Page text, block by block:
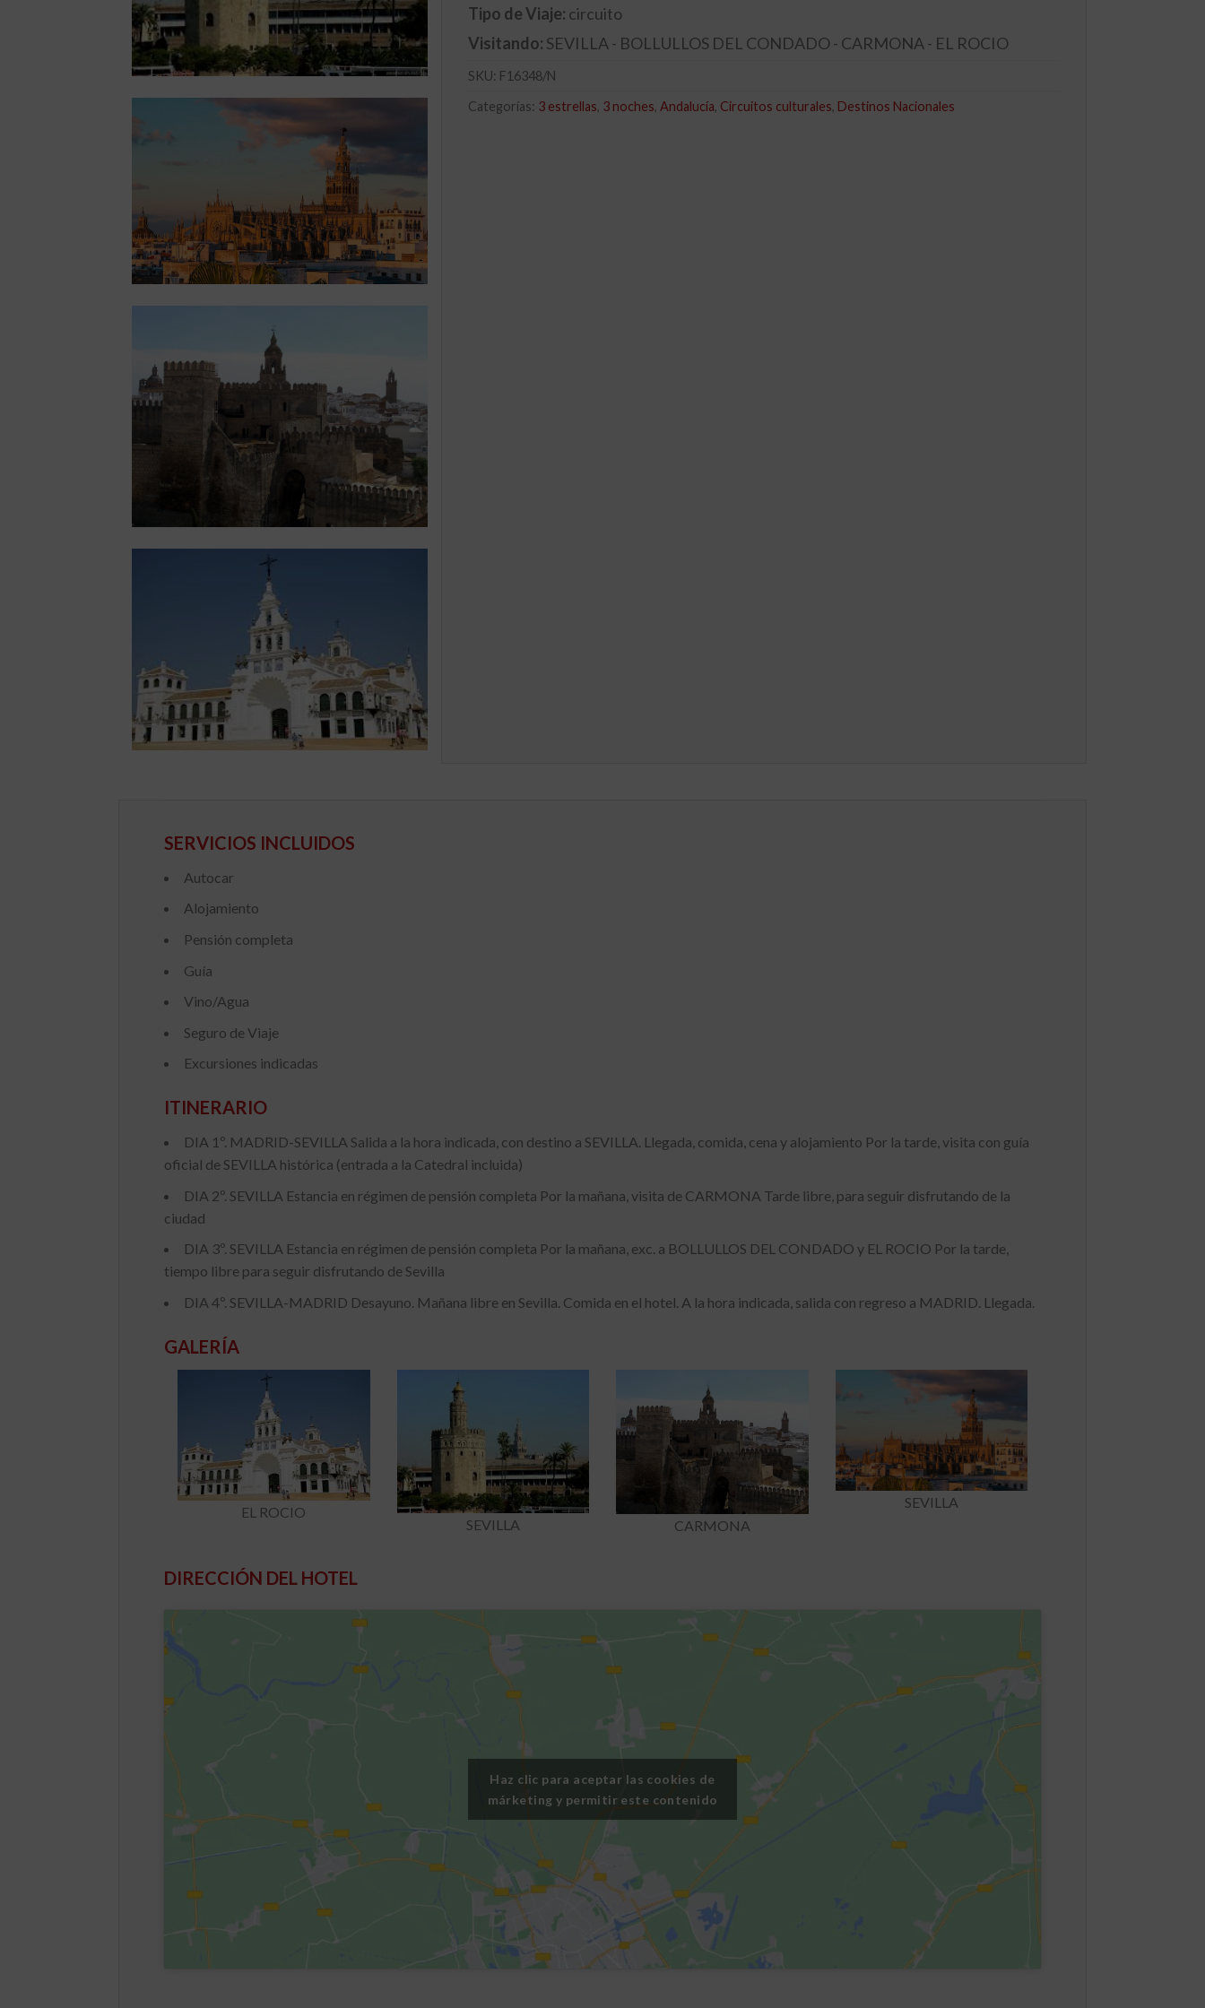
Tipo de Viaje: circuito
Visitando: SEVILLA - BOLLULLOS DEL CONDADO - CARMONA - EL ROCIO
SKU: F16348/N
Categorías: 3 estrellas, 3 noches, Andalucía, Circuitos culturales, Destinos Nacionales
SERVICIOS INCLUIDOS
Autocar
Alojamiento
Pensión completa
Guía
Vino/Agua
Seguro de Viaje
Excursiones indicadas
ITINERARIO
DIA 1º. MADRID-SEVILLA Salida a la hora indicada, con destino a SEVILLA. Llegada, comida, cena y alojamiento Por la tarde, visita con guía
oficial de SEVILLA histórica (entrada a la Catedral incluida)
DIA 2º. SEVILLA Estancia en régimen de pensión completa Por la mañana, visita de CARMONA Tarde libre, para seguir disfrutando de la
ciudad
DIA 3º. SEVILLA Estancia en régimen de pensión completa Por la mañana, exc. a BOLLULLOS DEL CONDADO y EL ROCIO Por la tarde,
tiempo libre para seguir disfrutando de Sevilla
DIA 4º. SEVILLA-MADRID Desayuno. Mañana libre en Sevilla. Comida en el hotel. A la hora indicada, salida con regreso a MADRID. Llegada.
GALERÍA
EL ROCIO
SEVILLA CARMONA
SEVILLA
DIRECCIÓN DEL HOTEL
Haz clic para aceptar las cookies de
márketing y permitir este contenido